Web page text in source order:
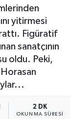
yitirmesi
Figüratif
sanatçının
oldu. Peki,
2 DK
OKUNMA SÜRESI